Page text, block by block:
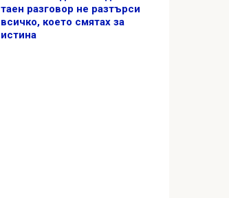
таен разговор не разтърси
всичко, което смятах за
истина